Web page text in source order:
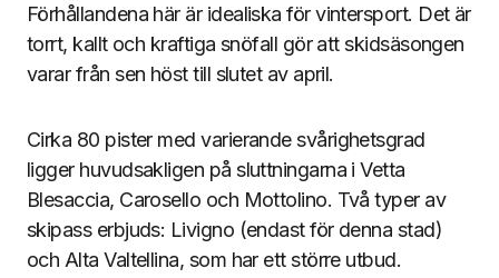
Förhållandena här är idealiska för vintersport. Det är
torrt, kallt och kraftiga snöfall gör att skidsäsongen
varar från sen höst till slutet av april.
Cirka 80 pister med varierande svårighetsgrad
ligger huvudsakligen på sluttningarna i Vetta
Blesaccia, Carosello och Mottolino. Två typer av
skipass erbjuds: Livigno (endast för denna stad)
och Alta Valtellina, som har ett större utbud.